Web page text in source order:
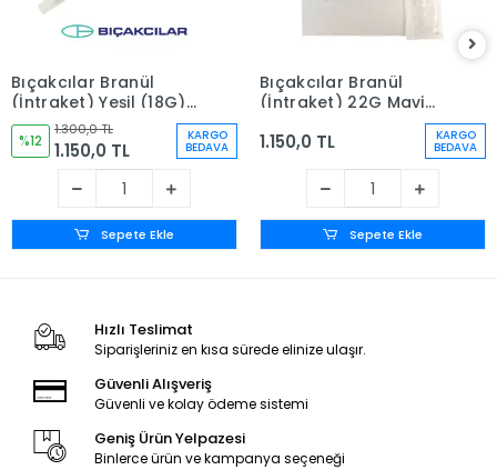
Bıçakcılar Branül
(İntraket) Yeşil (18G)
80'li Kutu
%12
1.300,0 TL
1.150,0 TL
KARGO
BEDAVA
Sepete Ekle
Bıçakcılar Branül
(İntraket) 22G Mavi
1.150,0 TL KARGO
BEDAVA
Sepete Ekle
Hızlı Teslimat
Siparişleriniz en kısa sürede elinize ulaşır.
Güvenli Alışveriş
Güvenli ve kolay ödeme sistemi
Geniş Ürün Yelpazesi
Binlerce ürün ve kampanya seçeneği